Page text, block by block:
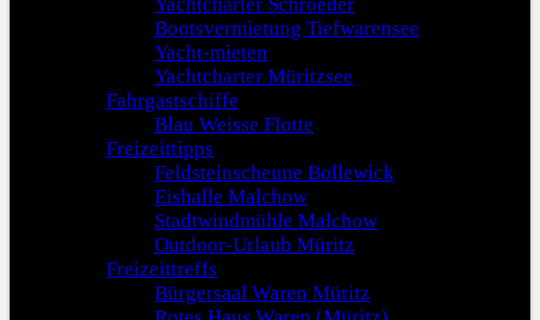
Bootsvermietung Tiefwarensee
Yacht-mieten
Yachtcharter Müritzsee
Fahrgastschiffe
Blau Weisse Flotte
Freizeittipps
Feldsteinscheune Bollewick
Eishalle Malchow
Stadtwindmühle Malchow
Outdoor-Urlaub Müritz
Freizeittreffs
Bürgersaal Waren Müritz